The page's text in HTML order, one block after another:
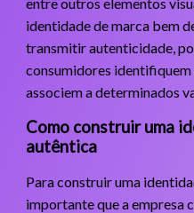
identidade de marca bem
transmitir autenticidade,
consumidores identifiquem
associem a determinados
Como construir uma
autêntica
Para construir uma
importante que a empresa